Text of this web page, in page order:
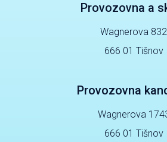
Provozovna a
Wagnerova 832
666 01 Tišnov
Provozovna
Wagnerova
666 01 Tišnov